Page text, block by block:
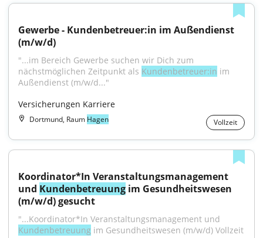
Gewerbe - Kundenbetreuer:in im Außendienst
(m/w/d)
"...im Bereich Gewerbe suchen wir Dich zum
nächstmöglichen Zeitpunkt als Kundenbetreuer:in im
Außendienst (m/w/d..."
Versicherungen Karriere
Dortmund, Raum Hagen Vollzeit
Koordinator*In Veranstaltungsmanagement
und Kundenbetreuung im Gesundheitswesen
(m/w/d) gesucht
Kundenbetreuung im Gesundheitswesen (m/w/d) Vollzeit